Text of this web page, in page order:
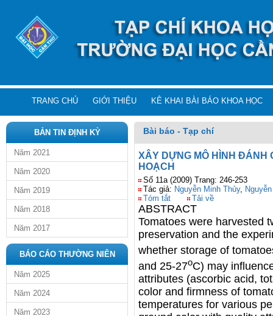
TRANG CHỦ GIỚI THIỆU KÊ KHAI BÀI BÁO KHOA HỌC
BẢN TIN ĐỊNH KỲ
Năm 2021
Năm 2020
Năm 2019
Năm 2018
Năm 2017
BÁO CÁO THƯỜNG NIÊN
Năm 2025
Năm 2024
Năm 2023
Bài báo - Tạp chí
XÂY DỰNG MÔ HÌNH ĐÁNH
HOẠCH
Số 11a (2009) Trang: 246-253
Tác giả: Nguyễn Minh Thủy,
Tóm tắt
Tải về
ABSTRACT
Tomatoes were harvested
preservation and the
whether storage of
and 25-27oC) may
attributes (ascorbic acid,
color and firmness of
temperatures for various